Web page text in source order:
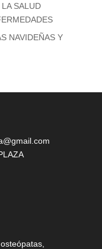
SALUD
NAVIDEÑAS Y